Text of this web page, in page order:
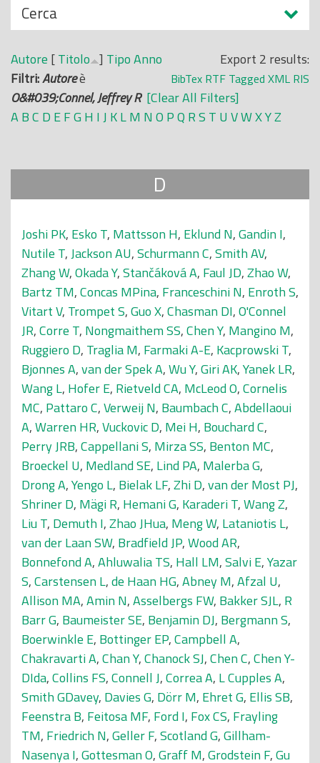
N
a
s
c
o
n
d
Cerca
Export 2 results:
BibTex RTF Tagged XML RIS
Autore [Titolo ] TipoAnno
Filtri:Autoreè
O&#039;Connel, Jeffrey R [Clear All Filters]
ABC D EFG H IJ KLM N O PQ RS T U VWXYZ
D
Joshi PK, Esko T, Mattsson H, Eklund N,Gandin I,
Nutile T,Jackson AU,Schurmann C,Smith AV,
Zhang W,Okada Y,Stančáková A, Faul JD,Zhao W,
Bartz TM,Concas MPina, Franceschini N, Enroth S,
Vitart V, Trompet S,Guo X,Chasman DI,O'Connel
JR,Corre T, Nongmaithem SS,Chen Y, Mangino M,
Ruggiero D, Traglia M, Farmaki A-E, Kacprowski T,
Bjonnes A,van der Spek A,Wu Y,Giri AK,Yanek LR,
Wang L, Hofer E, Rietveld CA, McLeod O,Cornelis
MC, Pattaro C,Verweij N, Baumbach C,Abdellaoui
A,Warren HR,Vuckovic D, Mei H, Bouchard C,
Perry JRB,Cappellani S, Mirza SS, Benton MC,
Broeckel U, Medland SE, Lind PA, Malerba G,
Drong A,Yengo L, Bielak LF,Zhi D,van der Most PJ,
Shriner D, Mägi R, Hemani G, Karaderi T,Wang Z,
Liu T, Demuth I,Zhao JHua, Meng W, Lataniotis L,
van der Laan SW, Bradfield JP,Wood AR,
Bonnefond A,Ahluwalia TS, Hall LM,Salvi E,Yazar
S,Carstensen L,de Haan HG,Abney M,Afzal U,
Allison MA,Amin N,Asselbergs FW, Bakker SJL, R
Barr G, Baumeister SE, Benjamin DJ, Bergmann S,
Boerwinkle E, Bottinger EP,Campbell A,
Chakravarti A,Chan Y,Chanock SJ,Chen C,Chen Y-
DIda,Collins FS,Connell J,Correa A, L Cupples A,
Smith GDavey, Davies G, Dörr M, Ehret G, Ellis SB,
Feenstra B, Feitosa MF, Ford I, Fox CS, Frayling
TM, Friedrich N,Geller F,Scotland G,Gillham-
Nasenya I,Gottesman O,Graff M,Grodstein F,Gu